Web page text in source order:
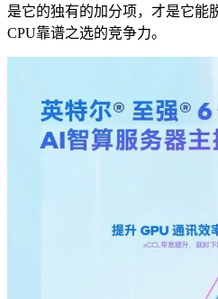
是它的独有的加分项，才是它能
CPU靠谱之选的竞争力。